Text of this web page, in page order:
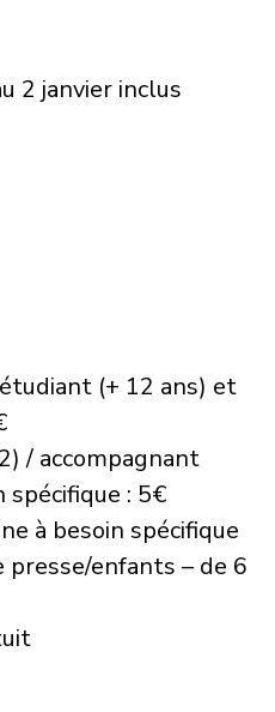
2 janvier inclus
(+ 12 ans) et
/ accompagnant
spécifique : 5€
à besoin spécifique
enfants – de 6